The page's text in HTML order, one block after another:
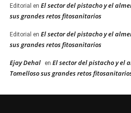
Editorial en El sector del pistacho y el
sus grandes retos fitosanitarios
Editorial en El sector del pistacho y el
sus grandes retos fitosanitarios
Ejay Dehal en El sector del pistacho y el
Tomelloso sus grandes retos